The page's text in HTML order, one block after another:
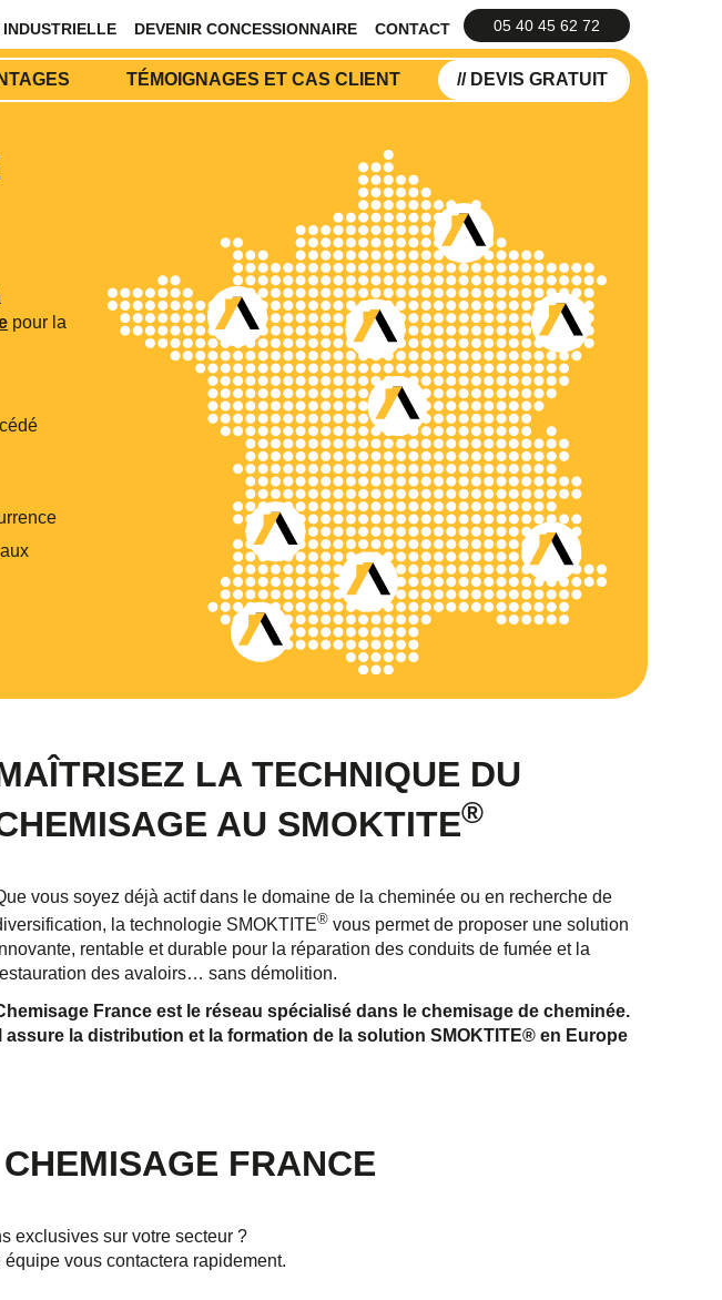
DEVENIR CONCESSIONNAIRE CONTACT
TÉMOIGNAGES ET CAS CLIENT // DEVIS GRATUIT
05 40 45 62 72
pour la
LA TECHNIQUE DU
AU SMOKTITE®
vous soyez déjà actif dans le domaine de la cheminée ou en recherche de
la technologie SMOKTITE® vous permet de proposer une solution
rentable et durable pour la réparation des conduits de fumée et la
des avaloirs… sans démolition.
France est le réseau spécialisé dans le chemisage de cheminée.
Il assure la distribution et la formation de la solution SMOKTITE® en Europe
FRANCE
exclusives sur votre secteur ?
vous contactera rapidement.